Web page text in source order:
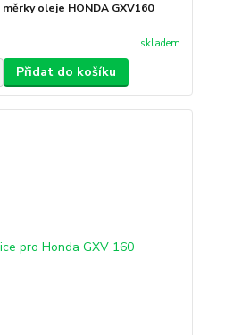
oleje HONDA GXV160
skladem
Přidat do košíku